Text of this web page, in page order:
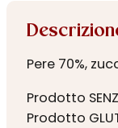
Pere 70%,
Prodotto
Prodotto